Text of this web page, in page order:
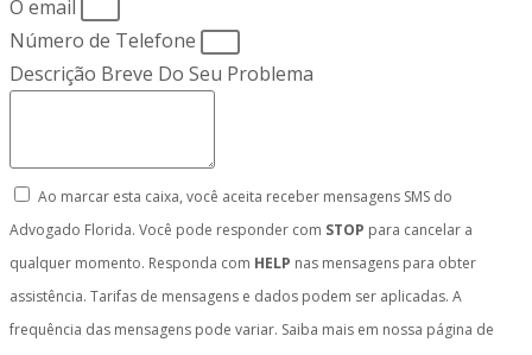
O email
Número de Telefone
Descrição Breve Do Seu Problema
Ao marcar esta caixa, você aceita receber mensagens SMS do
Advogado Florida. Você pode responder com STOP para cancelar a
qualquer momento. Responda com HELP nas mensagens para obter
assistência. Tarifas de mensagens e dados podem ser aplicadas. A
frequência das mensagens pode variar. Saiba mais em nossa página de